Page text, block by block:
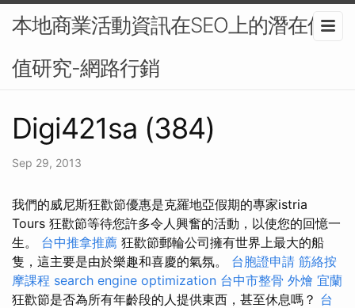
本地商業活動資訊在SEO上的潛在價
值研究-網路行銷
Digi421sa (384)
Sep 29, 2013
我們的威尼斯狂歡節優惠是克羅地亞假期的專家istria
Tours 狂歡節等待您許多令人興奮的活動，以使您的回憶一
生。 台中推拿推薦 狂歡節郵輪​​公司擁有世界上最大的船
隻，這主要是由於樂趣和喜慶的氣氛。 台胞證申請 筋絡按
摩課程 search engine optimization 台中市整骨 外燴 宜蘭
狂歡節是否為所有年齡段的人提供東西，甚至休息嗎？ 台